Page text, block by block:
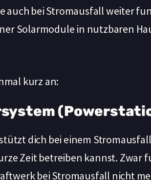
auch bei Stromausfall weiter
Solarmodule in nutzbaren
kurz an:
dich bei einem
Zeit betreiben kannst. Zwar
bei Stromausfall nicht